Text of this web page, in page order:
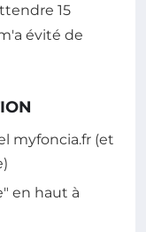
15
évité de
myfoncia.fr (et
en haut à